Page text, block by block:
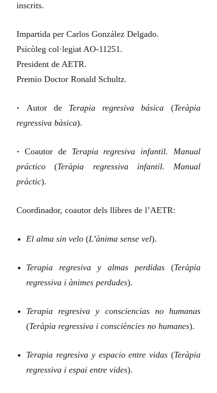
inscrits.
Impartida per Carlos González Delgado.
Psicòleg col·legiat AO-11251.
President de AETR.
Premio Doctor Ronald Schultz.
• Autor de Terapia regresiva básica (Teràpia
regressiva bàsica).
•Coautor de Terapia regresiva infantil. Manual
práctico (Teràpia regressiva infantil. Manual
pràctic).
Coordinador, coautor dels llibres de l’AETR:
El alma sin velo (L’ànima sense vel).
Terapia regresiva y almas perdidas(Teràpia
regressiva i ànimes perdudes).
Terapia regresiva y consciencias no humanas
(Teràpia regressiva i consciències no humanes).
Terapia regresiva y espacio entre vidas(Teràpia
regressiva i espai entre vides).